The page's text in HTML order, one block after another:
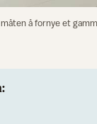
å fornye et